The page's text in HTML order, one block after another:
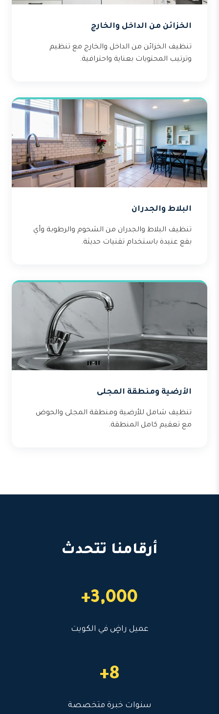
الخزائن من الداخل والخارج
تنظيف الخزائن من الداخل والخارج مع تنظيم
وترتيب المحتويات بعناية واحترافية.
البلاط والجدران
تنظيف البلاط والجدران من الشحوم والرطوبة وأي
بقع عنيدة باستخدام تقنيات حديثة.
الأرضية ومنطقة المجلى
تنظيف شامل للأرضية ومنطقة المجلى والحوض
مع تعقيم كامل المنطقة.
أرقامنا تتحدث
3,000+
عميل راضٍ في الكويت
8+
سنوات خبرة متخصصة